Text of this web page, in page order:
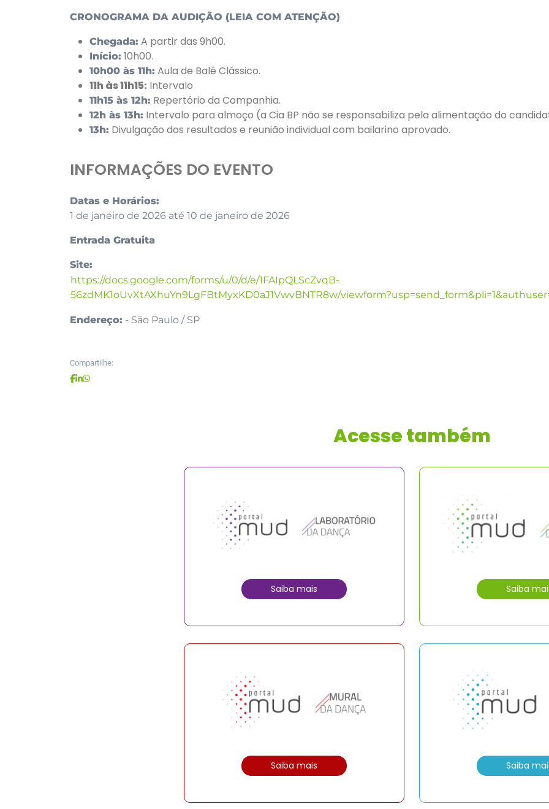
CRONOGRAMA DA AUDIÇÃO (LEIA COM ATENÇÃO)
Chegada: A partir das 9h00.
Início: 10h00.
10h00 às 11h: Aula de Balé Clássico.
11h às 11h15: Intervalo
11h15 às 12h: Repertório da Companhia.
12h às 13h: Intervalo para almoço (a Cia BP não se responsabiliza pela alimentação do
13h: Divulgação dos resultados e reunião individual com bailarino aprovado.
INFORMAÇÕES DO EVENTO
Datas e Horários:
1 de janeiro de 2026 até 10 de janeiro de 2026
Entrada Gratuita
Site:
https://docs.google.com/forms/u/0/d/e/1FAIpQLScZvqB-
56zdMK1oUvXtAXhuYn9LgFBtMyxKD0aJ1VwvBNTR8w/
Endereço: - São Paulo / SP
Compartilhe:
Acesse também
Saiba mais Saiba
Saiba mais Saiba